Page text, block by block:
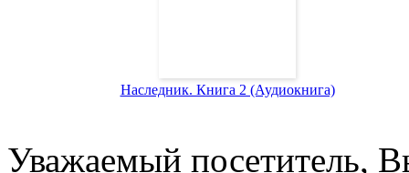
Наследник. Книга 2 (Аудиокнига)
Уважаемый посетитель,